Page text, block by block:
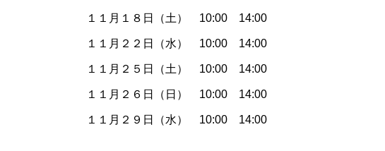
１１月１８日（土） 10:00 14:00
１１月２２日（水） 10:00 14:00
１１月２５日（土） 10:00 14:00
１１月２６日（日） 10:00 14:00
１１月２９日（水） 10:00 14:00